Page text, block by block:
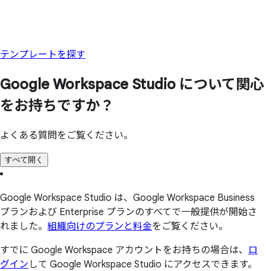
テンプレートを探す
Google Workspace Studio について 関心
をお持ちですか？
よくある質問をご覧ください。
すべて開く
Google Workspace Studio は、Google Workspace Business
プランおよび Enterprise プランのすべてで一般提供が開始さ
れました。 組織向けのプランと料金をご覧ください。
すでに Google Workspace アカウントをお持ちの場合は、 ロ
グイン して Google Workspace Studio にアクセスできます。